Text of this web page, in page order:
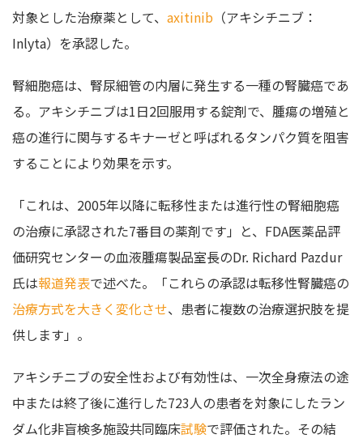
対象とした治療薬として、 axitinib （アキシチニブ：
Inlyta）を承認した。
腎細胞癌は、腎尿細管の内層に発生する一種の腎臓癌であ
る。アキシチニブは1日2回服用する錠剤で、腫瘍の増殖と
癌の進行に関与するキナーゼと呼ばれるタンパク質を阻害
することにより効果を示す。
「これは、2005年以降に転移性または進行性の腎細胞癌
の治療に承認された7番目の薬剤です」と、FDA医薬品評
価研究センターの血液腫瘍製品室長のDr. Richard Pazdur
氏は報道発表で述べた。「これらの承認は転移性腎臓癌の
治療方式を大きく変化させ、患者に複数の治療選択肢を提
供します」。
アキシチニブの安全性および有効性は、一次全身療法の途
中または終了後に進行した723人の患者を対象にしたラン
ダム化非盲検多施設共同臨床試験で評価された。その結